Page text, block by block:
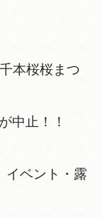
本桜桜まつ
中止！！
イベント・露